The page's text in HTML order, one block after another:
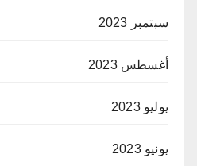
سبتمبر 2023
أغسطس 2023
يوليو 2023
يونيو 2023